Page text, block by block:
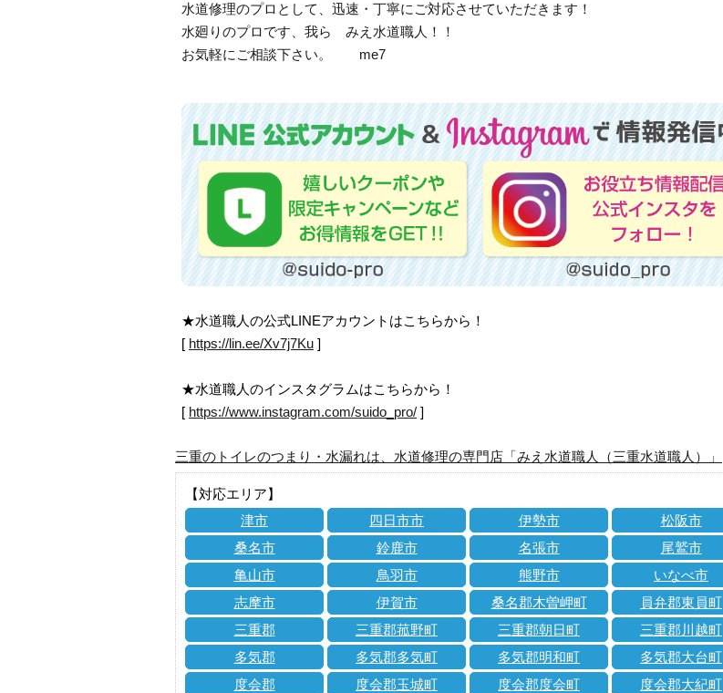
水道修理のプロとして、迅速・丁寧にご対応させていただきます！
水廻りのプロです、我ら みえ水道職人！！
お気軽にご相談下さい。 me7
★水道職人の公式LINEアカウントはこちらから！
[ https://lin.ee/Xv7j7Ku ]
★水道職人のインスタグラムはこちらから！
[ https://www.instagram.com/suido_pro/ ]
三重のトイレのつまり・水漏れは、水道修理の専門店「みえ水道職人（三重水道職人）」
【対応エリア】
津市
四日市市 伊勢市
松阪市
桑名市
鈴鹿市 名張市
尾鷲市
亀山市
鳥羽市 熊野市
いなべ市
志摩市
伊賀市 桑名郡木曽岬町
員弁郡東員町
三重郡
三重郡菰野町 三重郡朝日町
三重郡川越町
多気郡
多気郡多気町 多気郡明和町
多気郡大台町
度会郡
度会郡玉城町 度会郡度会町
度会郡大紀町